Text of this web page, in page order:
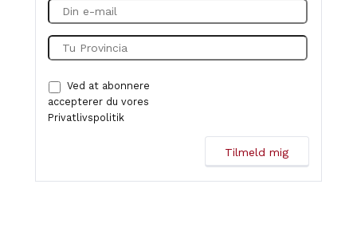
Ved at abonnere
accepterer du vores
Privatlivspolitik